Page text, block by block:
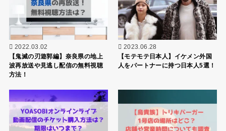
2022.03.02
【鬼滅の刃遊郭編】奈良県の地上
波再放送や見逃し配信の無料視聴
方法！
2023.06.28
【モテモテ日本人】イケメン外国
人をパートナーに持つ日本人5選！